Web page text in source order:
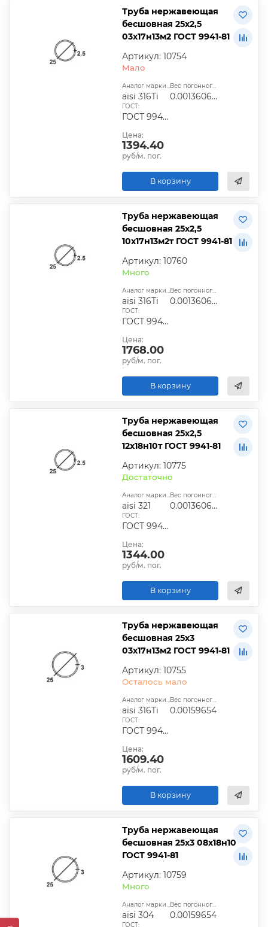
Труба нержавеющая
бесшовная 25х2,5
03х17н13м2 ГОСТ 9941-81
Артикул: 10754
Мало
Аналог марки стали:
aisi 316Ti
Вес погонного метра, т.:
0.0013606875
ГОСТ:
ГОСТ 9940-81, ГОСТ 9941-81, ГОСТ 24030-80, ГОСТ 10498-82
Цена:
1394.40
руб/м. пог.
В корзину
Труба нержавеющая
бесшовная 25х2,5
10х17н13м2т ГОСТ 9941-81
Артикул: 10760
Много
Аналог марки стали:
aisi 316Ti
Вес погонного метра, т.:
0.0013606875
ГОСТ:
ГОСТ 9940-81, ГОСТ 9941-81, ГОСТ 24030-80, ГОСТ 10498-82
Цена:
1768.00
руб/м. пог.
В корзину
Труба нержавеющая
бесшовная 25х2,5
12х18н10т ГОСТ 9941-81
Артикул: 10775
Достаточно
Аналог марки стали:
aisi 321
Вес погонного метра, т.:
0.0013606875
ГОСТ:
ГОСТ 9940-81, ГОСТ 9941-81, ГОСТ 24030-80, ГОСТ 10498-82
Цена:
1344.00
руб/м. пог.
В корзину
Труба нержавеющая
бесшовная 25х3
03х17н13м2 ГОСТ 9941-81
Артикул: 10755
Осталось мало
Аналог марки стали:
aisi 316Ti
Вес погонного метра, т.:
0.00159654
ГОСТ:
ГОСТ 9940-81, ГОСТ 9941-81, ГОСТ 24030-80, ГОСТ 10498-82
Цена:
1609.40
руб/м. пог.
В корзину
Труба нержавеющая
бесшовная 25х3 08х18н10
ГОСТ 9941-81
Артикул: 10759
Много
Аналог марки стали:
aisi 304
Вес погонного метра, т.:
0.00159654
ГОСТ: